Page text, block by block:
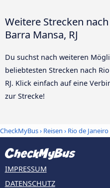
Weitere Strecken
Barra Mansa, RJ
Du suchst nach weiteren
beliebtesten Strecken nach
RJ. Klick einfach auf eine
zur Strecke!
CheckMyBus› Reisen › Rio de Janeiro
IMPRESSUM
DATENSCHUTZ